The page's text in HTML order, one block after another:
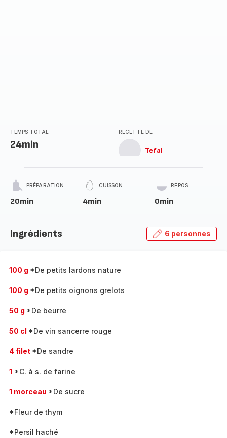
TEMPS TOTAL
24min
RECETTE DE
Tefal
PRÉPARATION
20min
CUISSON
4min
REPOS
0min
Ingrédients 6 personnes
100 g *De petits lardons nature
100 g *De petits oignons grelots
50 g *De beurre
50 cl *De vin sancerre rouge
4 filet *De sandre
1 *C. à s. de farine
1 morceau *De sucre
*Fleur de thym
*Persil haché